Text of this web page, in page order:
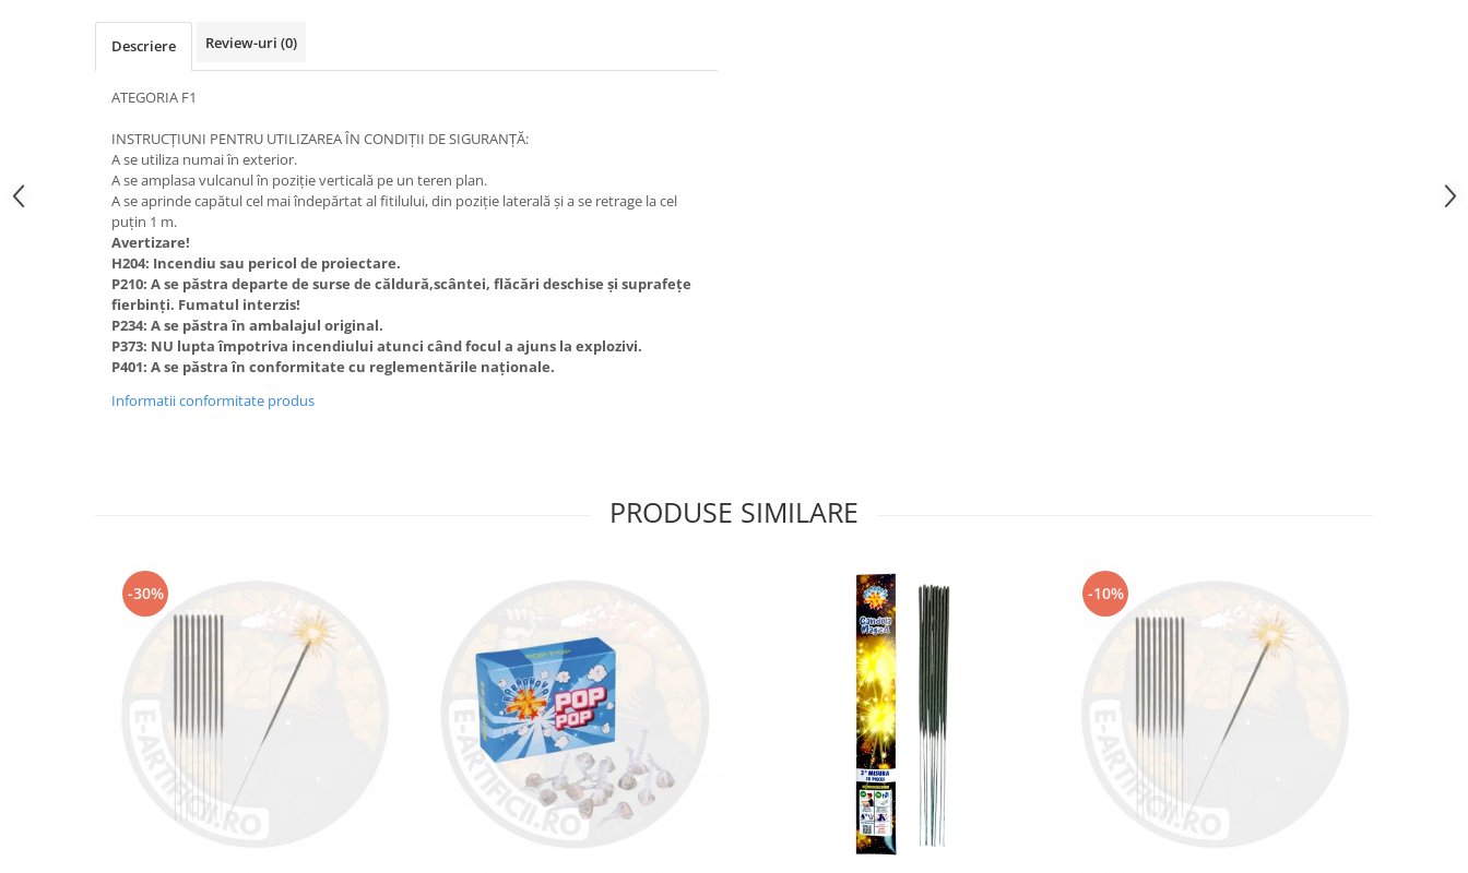
Descriere Review-uri (0)
ATEGORIA F1
INSTRUCȚIUNI PENTRU UTILIZAREA ÎN CONDIȚII DE SIGURANȚĂ:
A se utiliza numai în exterior.
A se amplasa vulcanul în poziție verticală pe un teren plan.
A se aprinde capătul cel mai îndepărtat al fitilului, din poziție laterală și a se retrage la cel
puțin 1 m.
Avertizare!
H204: Incendiu sau pericol de proiectare.
P210: A se păstra departe de surse de căldură,scântei, flăcări deschise și suprafețe
fierbinți. Fumatul interzis!
P234: A se păstra în ambalajul original.
P373: NU lupta împotriva incendiului atunci când focul a ajuns la explozivi.
P401: A se păstra în conformitate cu reglementările naționale.
Informatii conformitate produs
PRODUSE SIMILARE
-30% -10%